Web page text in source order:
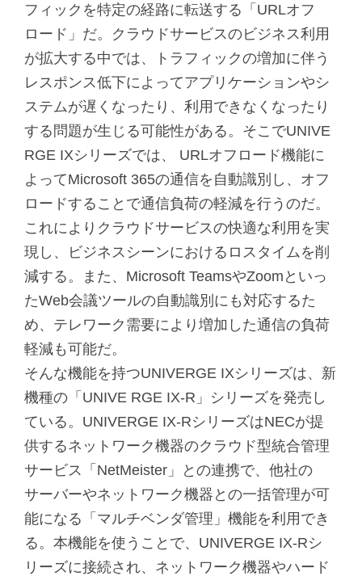
フィックを特定の経路に転送する「URLオフ
ロード」だ。クラウドサービスのビジネス利用
が拡大する中では、トラフィックの増加に伴う
レスポンス低下によってアプリケーションやシ
ステムが遅くなったり、利用できなくなったり
する問題が生じる可能性がある。そこでUNIVE
RGE IXシリーズでは、 URLオフロード機能に
よってMicrosoft 365の通信を自動識別し、オフ
ロードすることで通信負荷の軽減を行うのだ。
これによりクラウドサービスの快適な利用を実
現し、ビジネスシーンにおけるロスタイムを削
減する。また、Microsoft TeamsやZoomといっ
たWeb会議ツールの自動識別にも対応するた
め、テレワーク需要により増加した通信の負荷
軽減も可能だ。
そんな機能を持つUNIVERGE IXシリーズは、新
機種の「UNIVE RGE IX-R」シリーズを発売し
ている。UNIVERGE IX-RシリーズはNECが提
供するネットワーク機器のクラウド型統合管理
サービス「NetMeister」との連携で、他社の
サーバーやネットワーク機器との一括管理が可
能になる「マルチベンダ管理」機能を利用でき
る。本機能を使うことで、UNIVERGE IX-Rシ
リーズに接続され、ネットワーク機器やハード